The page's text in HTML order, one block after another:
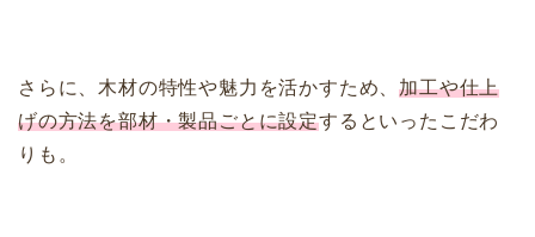
さらに、木材の特性や魅力を活かすため、加工や仕上
げの方法を部材・製品ごとに設定するといったこだわ
りも。